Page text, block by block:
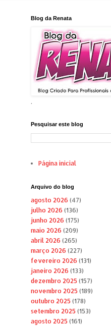
Blog da Renata
.
Pesquisar este blog
Página inicial
Arquivo do blog
agosto 2026 (47)
julho 2026 (136)
junho 2026 (175)
maio 2026 (209)
abril 2026 (265)
março 2026 (227)
fevereiro 2026 (131)
janeiro 2026 (133)
dezembro 2025 (157)
novembro 2025 (189)
outubro 2025 (178)
setembro 2025 (153)
agosto 2025 (161)